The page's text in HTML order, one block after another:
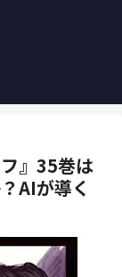
』35巻は
AIが導く